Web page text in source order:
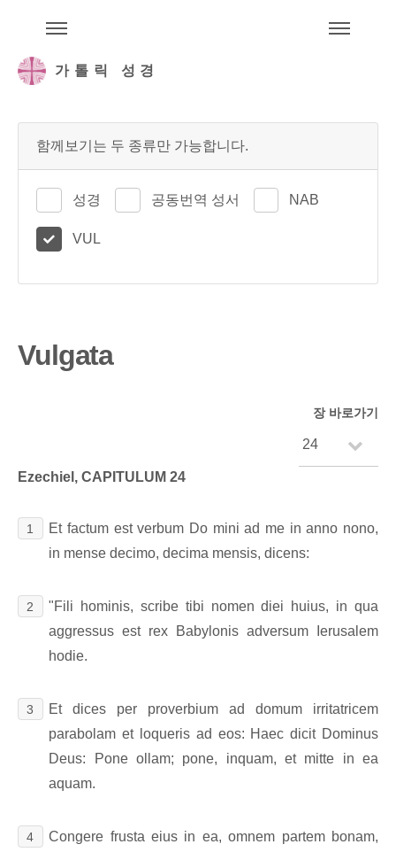
가톨릭 성경
함께보기는 두 종류만 가능합니다.
성경 공동번역 성서 NAB
VUL
Vulgata
장 바로가기
Ezechiel, CAPITULUM 24
1
Et factum est verbum Do mini ad me in anno nono,
in mense decimo, decima mensis, dicens:
2
"Fili hominis, scribe tibi nomen diei huius, in qua
aggressus est rex Babylonis adversum Ierusalem
hodie.
3
Et dices per proverbium ad domum irritatricem
parabolam et loqueris ad eos: Haec dicit Dominus
Deus: Pone ollam; pone, inquam, et mitte in ea
aquam.
4
Congere frusta eius in ea, omnem partem bonam,